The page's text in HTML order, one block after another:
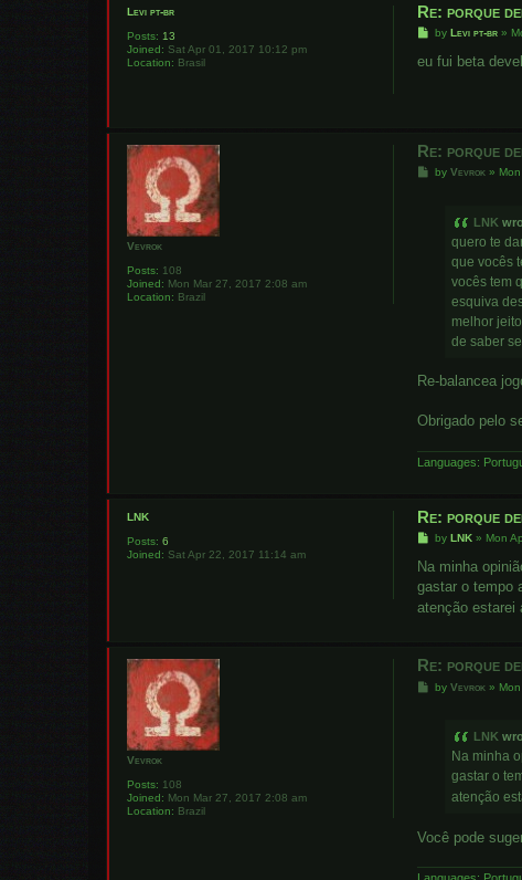
Levi pt-br
Posts: 13
Joined: Sat Apr 01, 2017 10:12 pm
Location: Brasil
Re: porque
P
s
by Levi pt-br »
eu fui beta
Vevrok
Posts: 108
Joined: Mon Mar 27, 2017 2:08 am
Location: Brazil
Re: porque
PbyVevrok »
LNK
quero te
que vocês
vocês tem
esquiva
melhor
de saber
Re-balancea
Obrigado pelo
Languages:
LNK
Posts: 6
Joined: Sat Apr 22, 2017 11:14 am
Re: porque
P
s
byLNK » Mon
Na minha
gastar o tempo
atenção estarei
Vevrok
Posts: 108
Joined: Mon Mar 27, 2017 2:08 am
Location: Brazil
Re: porque
PbyVevrok »
LNK
Na minha
gastar o
atenção
Você pode